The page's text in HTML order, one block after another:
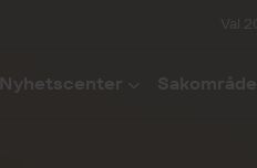
Val
Nyhetscenter